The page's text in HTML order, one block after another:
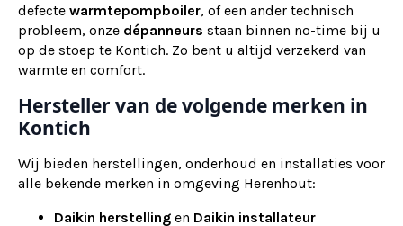
defecte warmtepompboiler, of een ander technisch
probleem, onze dépanneurs staan binnen no-time bij u
op de stoep te Kontich. Zo bent u altijd verzekerd van
warmte en comfort.
Hersteller van de volgende merken in
Kontich
Wij bieden herstellingen, onderhoud en installaties voor
alle bekende merken in omgeving Herenhout:
Daikin herstelling en Daikin installateur